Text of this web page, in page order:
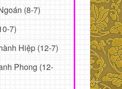
(8-7)
7)
Hiệp (12-7)
Phong (12-